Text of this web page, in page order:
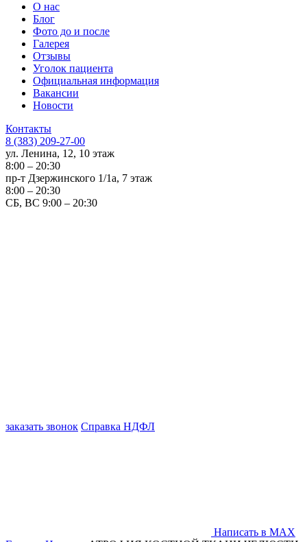
О нас
Блог
Фото до и после
Галерея
Отзывы
Уголок пациента
Официальная информация
Вакансии
Новости
Контакты
8 (383) 209-27-00
ул. Ленина, 12, 10 этаж
8:00 – 20:30
пр-т Дзержинского 1/1а, 7 этаж
8:00 – 20:30
СБ, ВС 9:00 – 20:30
заказать звонок Справка НДФЛ
Написать в MAX